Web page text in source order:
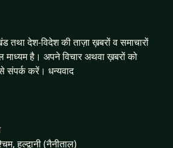
तथा देश-विदेश की ताज़ा ख़बरों व समाचारों
माध्यम है। अपने विचार अथवा ख़बरों को
संपर्क करें। धन्यवाद
हल्द्वानी (नैनीताल)